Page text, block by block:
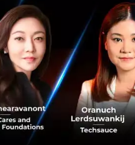
CK ย้ำว่า...
“อย่าเลือกอาชีพเพราะคิดว่า
อะไร แล้วค่อย ๆ ฝึกตัวเองใ
เก่งหรือมีวุฒิการศึกษาสูงที่สุ
ทักษะจริง